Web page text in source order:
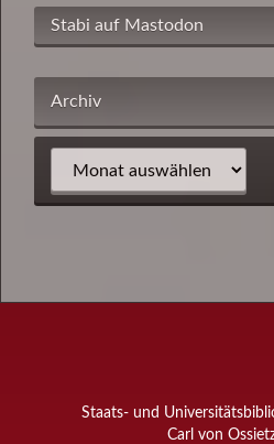
Stabi auf Mastodon
Archiv
Staats- und
Carl von